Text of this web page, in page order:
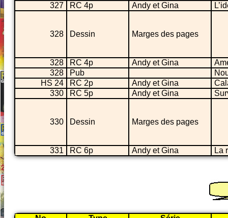
327
RC 4p Andy et Gina
328 Dessin Marges des pages
328 RC 4p Andy et Gina
328
Pub
HS 24
RC 2p Andy et Gina
330
RC 5p Andy et Gina
330 Dessin Marges des pages
331 RC 6p Andy et Gina La